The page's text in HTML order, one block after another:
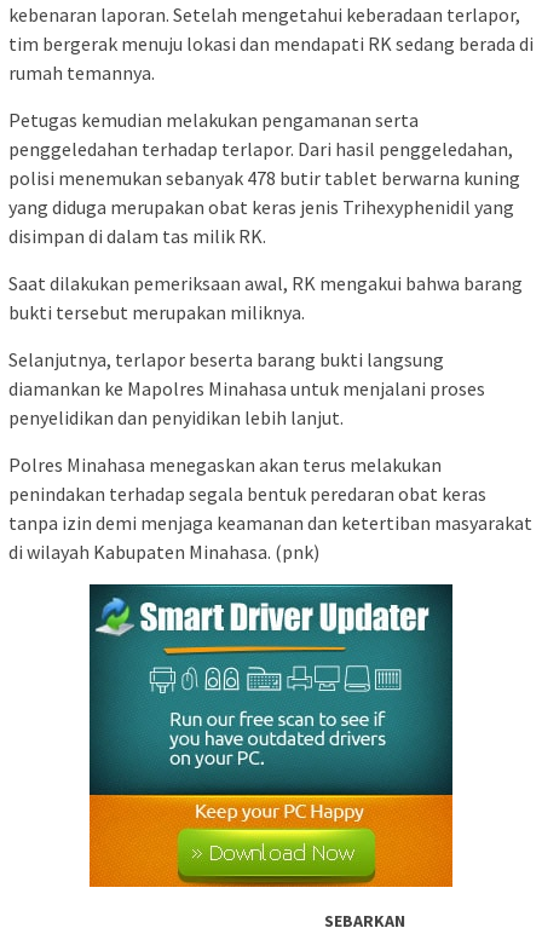
kebenaran laporan. Setelah mengetahui keberadaan terlapor,
tim bergerak menuju lokasi dan mendapati RK sedang berada di
rumah temannya.
Petugas kemudian melakukan pengamanan serta
penggeledahan terhadap terlapor. Dari hasil penggeledahan,
polisi menemukan sebanyak 478 butir tablet berwarna kuning
yang diduga merupakan obat keras jenis Trihexyphenidil yang
disimpan di dalam tas milik RK.
Saat dilakukan pemeriksaan awal, RK mengakui bahwa barang
bukti tersebut merupakan miliknya.
Selanjutnya, terlapor beserta barang bukti langsung
diamankan ke Mapolres Minahasa untuk menjalani proses
penyelidikan dan penyidikan lebih lanjut.
Polres Minahasa menegaskan akan terus melakukan
penindakan terhadap segala bentuk peredaran obat keras
tanpa izin demi menjaga keamanan dan ketertiban masyarakat
di wilayah Kabupaten Minahasa. (pnk)
SEBARKAN